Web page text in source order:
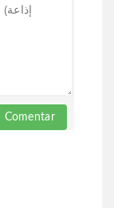
Comentar